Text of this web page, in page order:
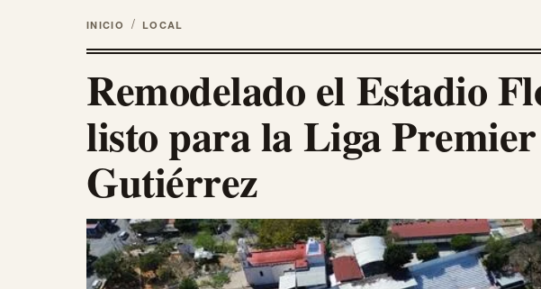
INICIO / LOCAL
Remodelado el Estadio
listo para la Liga
Gutiérrez